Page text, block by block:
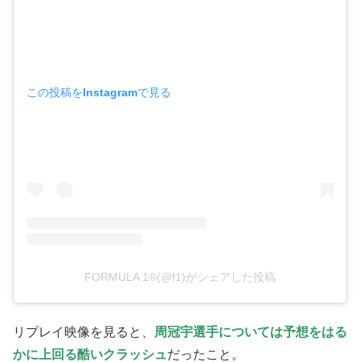
この投稿をInstagramで見る
FORMULA 1®(@f1)がシェアした投稿
リプレイ映像を見ると、
周冠宇選手については予想をはる
かに上回る酷いクラッシュだったこと。